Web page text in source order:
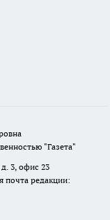
"Газета"
д. 3, офис 23
почта редакции: